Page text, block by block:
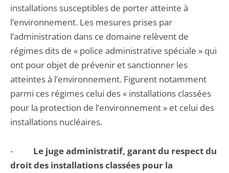
installations susceptibles de porter atteinte à
l’environnement. Les mesures prises par
l’administration dans ce domaine relèvent de
régimes dits de « police administrative spéciale » qui
ont pour objet de prévenir et sanctionner les
atteintes à l’environnement. Figurent notamment
parmi ces régimes celui des « installations classées
pour la protection de l’environnement » et celui des
installations nucléaires.
- Le juge administratif, garant du respect du
droit des installations classées pour la